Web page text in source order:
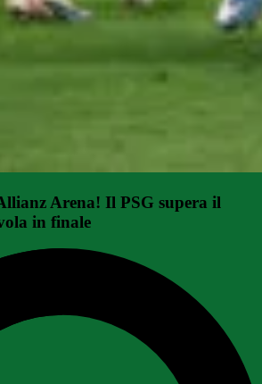
Arena! Il PSG supera il
in finale